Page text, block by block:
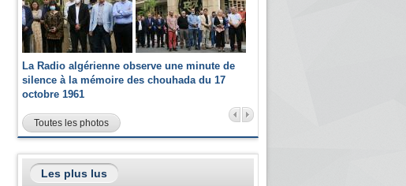
La Radio algérienne observe une minute de
silence à la mémoire des chouhada du 17
octobre 1961
Toutes les photos
Les plus lus